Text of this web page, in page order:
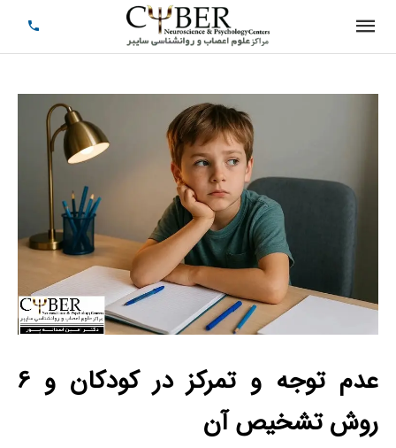
عدم توجه و تمرکز در کودکان و 6
روش تشخیص آن